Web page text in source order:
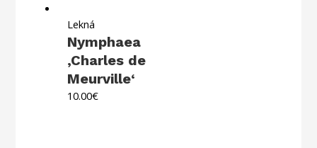
Lekná
Nymphaea
‚Charles de
Meurville‘
10.00€